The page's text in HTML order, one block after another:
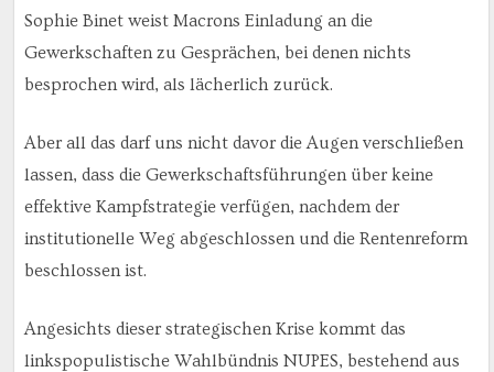
Sophie Binet weist Macrons Einladung an die
Gewerkschaften zu Gesprächen, bei denen nichts
besprochen wird, als lächerlich zurück.
Aber all das darf uns nicht davor die Augen verschließen
lassen, dass die Gewerkschaftsführungen über keine
effektive Kampfstrategie verfügen, nachdem der
institutionelle Weg abgeschlossen und die Rentenreform
beschlossen ist.
Angesichts dieser strategischen Krise kommt das
linkspopulistische Wahlbündnis NUPES, bestehend aus